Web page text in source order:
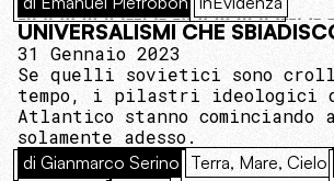
UNIVERSALISMI CHE
31 Gennaio 2023
Se quelli sovietici sono
tempo, i pilastri ideologici
Atlantico stanno cominciando
solamente adesso.
di Gianmarco Serino Terra, Mare, Cielo